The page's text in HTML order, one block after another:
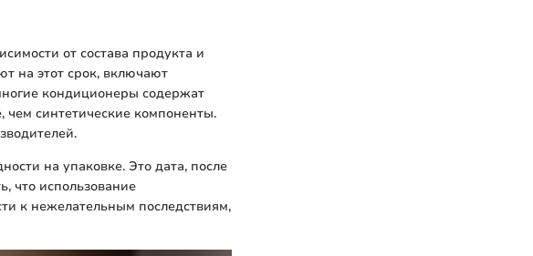
от состава продукта и
на этот срок, включают
кондиционеры содержат
чем синтетические компоненты.
на упаковке. Это дата, после
что использование
к нежелательным последствиям,